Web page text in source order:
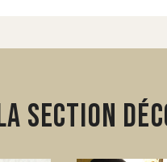
section